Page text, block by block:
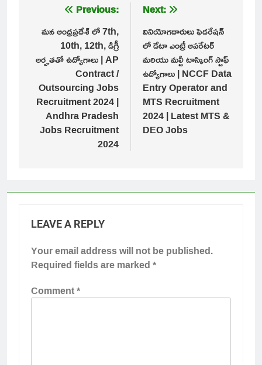
navigation
Previous:
మన ఆంధ్రప్రదేశ్ లో 7th,
10th, 12th, డిగ్రీ
అర్హతతో ఉద్యోగాలు | AP
Contract /
Outsourcing Jobs
Recruitment 2024 |
Andhra Pradesh
Jobs Recruitment
2024
Next:
వినియోగదారులు ఫెడరేషన్
లో డేటా ఎంట్రీ ఆపరేటర్
మరియు మల్టీ టాస్కింగ్ స్టాఫ్
ఉద్యోగాలు | NCCF Data
Entry Operator and
MTS Recruitment
2024 | Latest MTS &
DEO Jobs
LEAVE A REPLY
Your email address will not be published.
Required fields are marked*
Comment*